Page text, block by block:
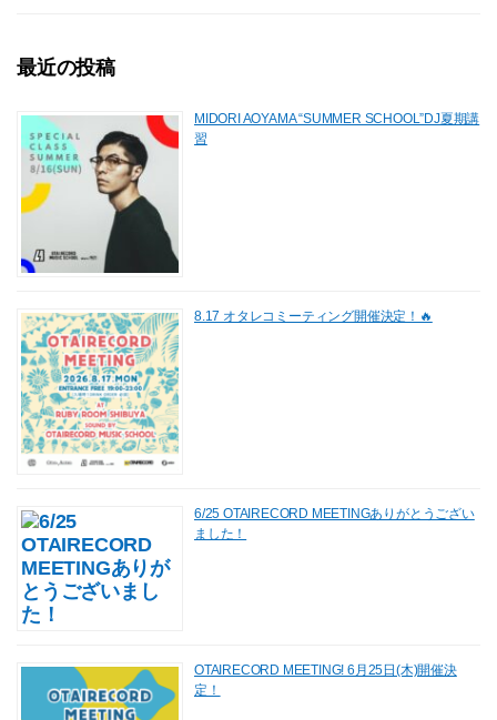
最近の投稿
MIDORI AOYAMA “SUMMER SCHOOL”DJ夏期講
習
8.17 オタレコミーティング開催決定！🔥
6/25 OTAIRECORD MEETINGありがとうござい
ました！
OTAIRECORD MEETING! 6月25日(木)開催決
定！